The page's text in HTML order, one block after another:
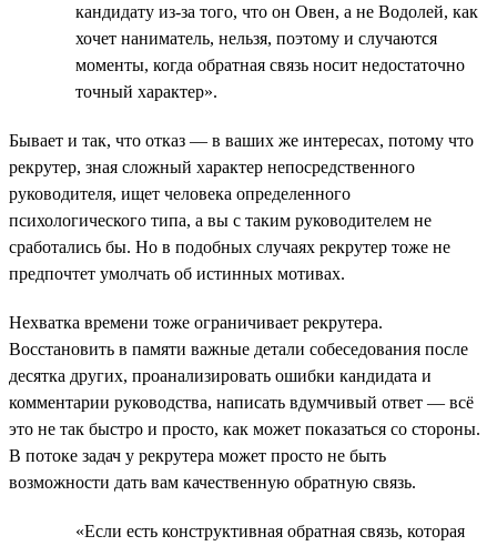
кандидату из-за того, что он Овен, а не Водолей, как
хочет наниматель, нельзя, поэтому и случаются
моменты, когда обратная связь носит недостаточно
точный характер».
Бывает и так, что отказ — в ваших же интересах, потому что
рекрутер, зная сложный характер непосредственного
руководителя, ищет человека определенного
психологического типа, а вы с таким руководителем не
сработались бы. Но в подобных случаях рекрутер тоже не
предпочтет умолчать об истинных мотивах.
Нехватка времени тоже ограничивает рекрутера.
Восстановить в памяти важные детали собеседования после
десятка других, проанализировать ошибки кандидата и
комментарии руководства, написать вдумчивый ответ — всё
это не так быстро и просто, как может показаться со стороны.
В потоке задач у рекрутера может просто не быть
возможности дать вам качественную обратную связь.
«Если есть конструктивная обратная связь, которая